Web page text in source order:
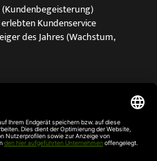
(Kundenbegeisterung)
erlebten Kundenservice
des Jahres (Wachstum,
2022
ums Haus“
Kundenservice